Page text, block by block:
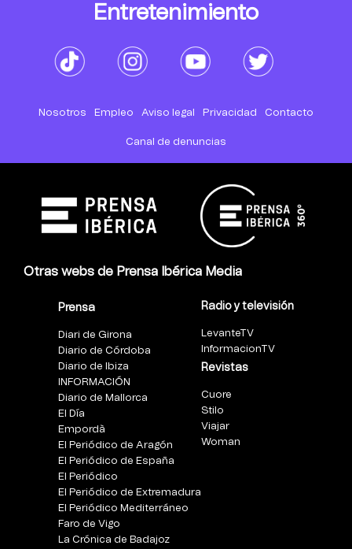
Entretenimiento
Nosotros Empleo Aviso legal Privacidad Contacto
Canal de denuncias
Otras webs de Prensa Ibérica Media
Prensa
Diari de Girona
Diario de Córdoba
Diario de Ibiza
INFORMACIÓN
Diario de Mallorca
El Día
Empordà
El Periódico de Aragón
El Periódico de España
El Periódico
El Periódico de Extremadura
El Periódico Mediterráneo
Faro de Vigo
La Crónica de Badajoz
Radio y televisión
LevanteTV
InformacionTV
Revistas
Cuore
Stilo
Viajar
Woman